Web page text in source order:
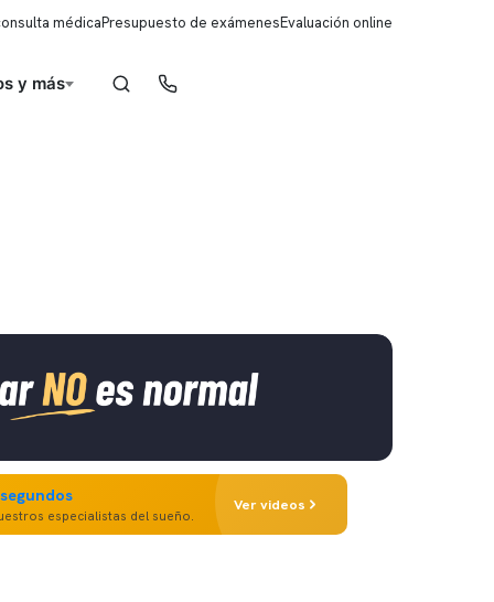
médicaPresupuesto de exámenesEvaluación online
y más
especialistas del sueño.
Ver videos